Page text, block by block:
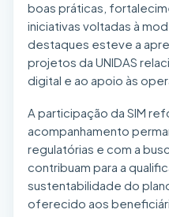
boas práticas,
iniciativas voltadas à
destaques esteve a
projetos da UNIDAS
digital e ao apoio às
A participação da SIM
acompanhamento
regulatórias e com a
contribuam para a
sustentabilidade do
oferecido aos